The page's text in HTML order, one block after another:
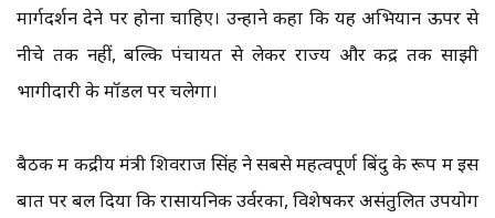
मार्गदर्शन देने पर होना चाहिए। उन्होंने कहा कि यह अभियान ऊपर से
नीचे तक नहीं, बल्कि पंचायत से लेकर राज्य और केंद्र तक साझी
भागीदारी के मॉडल पर चलेगा।
बैठक में केंद्रीय मंत्री शिवराज सिंह ने सबसे महत्वपूर्ण बिंदु के रूप में इस
बात पर बल दिया कि रासायनिक उर्वरकों, विशेषकर असंतुलित उपयोग